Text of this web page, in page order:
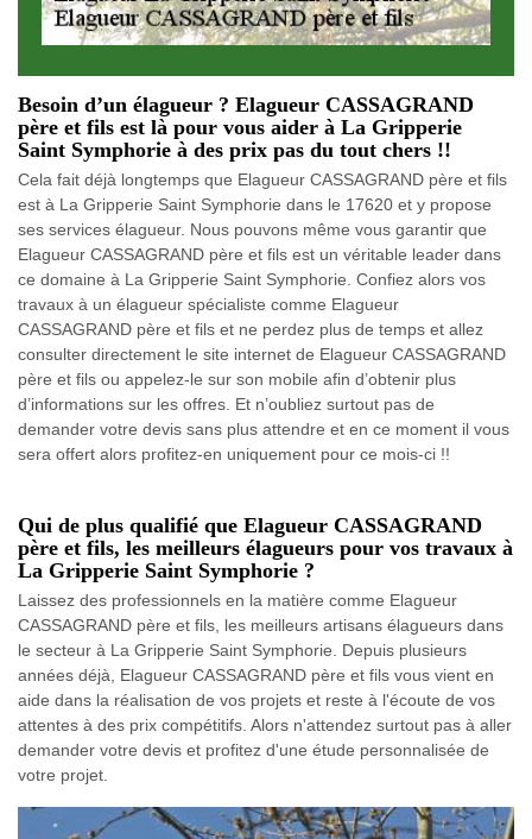
Besoin d’un élagueur ? Elagueur CASSAGRAND
père et fils est là pour vous aider à La Gripperie
Saint Symphorie à des prix pas du tout chers !!
Cela fait déjà longtemps que Elagueur CASSAGRAND père et fils
est à La Gripperie Saint Symphorie dans le 17620 et y propose
ses services élagueur. Nous pouvons même vous garantir que
Elagueur CASSAGRAND père et fils est un véritable leader dans
ce domaine à La Gripperie Saint Symphorie. Confiez alors vos
travaux à un élagueur spécialiste comme Elagueur
CASSAGRAND père et fils et ne perdez plus de temps et allez
consulter directement le site internet de Elagueur CASSAGRAND
père et fils ou appelez-le sur son mobile afin d’obtenir plus
d’informations sur les offres. Et n’oubliez surtout pas de
demander votre devis sans plus attendre et en ce moment il vous
sera offert alors profitez-en uniquement pour ce mois-ci !!
Qui de plus qualifié que Elagueur CASSAGRAND
père et fils, les meilleurs élagueurs pour vos travaux à
La Gripperie Saint Symphorie ?
Laissez des professionnels en la matière comme Elagueur
CASSAGRAND père et fils, les meilleurs artisans élagueurs dans
le secteur à La Gripperie Saint Symphorie. Depuis plusieurs
années déjà, Elagueur CASSAGRAND père et fils vous vient en
aide dans la réalisation de vos projets et reste à l'écoute de vos
attentes à des prix compétitifs. Alors n'attendez surtout pas à aller
demander votre devis et profitez d'une étude personnalisée de
votre projet.